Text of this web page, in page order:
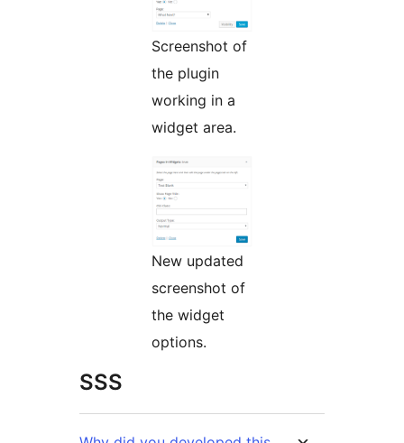
Screenshot of
the plugin
working in a
widget area.
New updated
screenshot of
the widget
options.
SSS